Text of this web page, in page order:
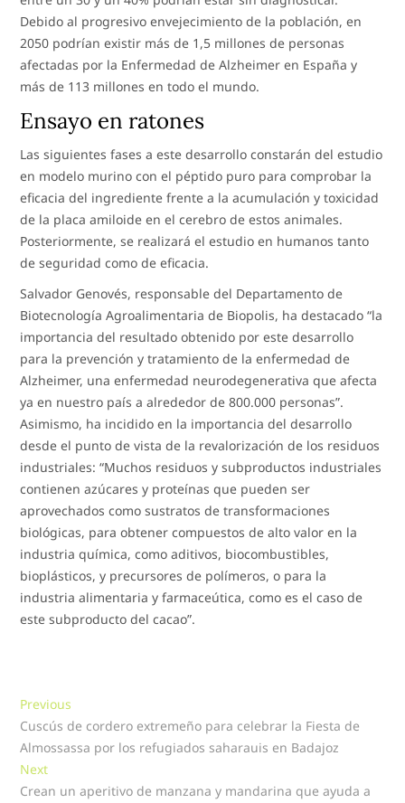
Debido al progresivo envejecimiento de la población, en
2050 podrían existir más de 1,5 millones de personas
afectadas por la Enfermedad de Alzheimer en España y
más de 113 millones en todo el mundo.
Ensayo en ratones
Las siguientes fases a este desarrollo constarán del estudio
en modelo murino con el péptido puro para comprobar la
eficacia del ingrediente frente a la acumulación y toxicidad
de la placa amiloide en el cerebro de estos animales.
Posteriormente, se realizará el estudio en humanos tanto
de seguridad como de eficacia.
Salvador Genovés, responsable del Departamento de
Biotecnología Agroalimentaria de Biopolis, ha destacado “la
importancia del resultado obtenido por este desarrollo
para la prevención y tratamiento de la enfermedad de
Alzheimer, una enfermedad neurodegenerativa que afecta
ya en nuestro país a alrededor de 800.000 personas”.
Asimismo, ha incidido en la importancia del desarrollo
desde el punto de vista de la revalorización de los residuos
industriales: “Muchos residuos y subproductos industriales
contienen azúcares y proteínas que pueden ser
aprovechados como sustratos de transformaciones
biológicas, para obtener compuestos de alto valor en la
industria química, como aditivos, biocombustibles,
bioplásticos, y precursores de polímeros, o para la
industria alimentaria y farmaceútica, como es el caso de
este subproducto del cacao”.
Navegación
de
entradas
Previous
post:
Cuscús de cordero extremeño para celebrar la Fiesta de
Almossassa por los refugiados saharauis en Badajoz
NextNext
post:
Crean un aperitivo de manzana y mandarina que ayuda a